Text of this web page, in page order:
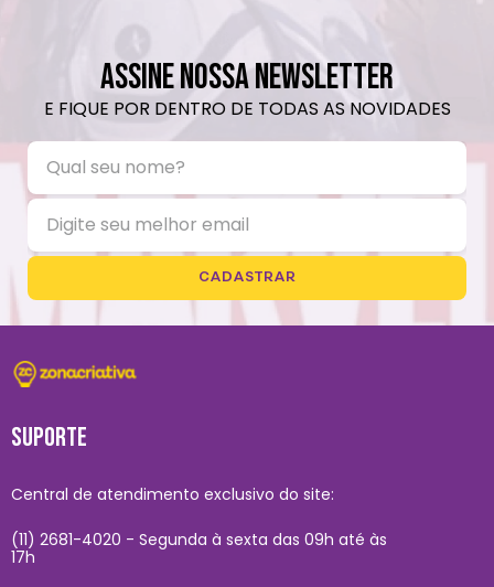
ASSINE NOSSA NEWSLETTER
E FIQUE POR DENTRO DE TODAS AS NOVIDADES
CADASTRAR
SUPORTE
Central de atendimento exclusivo do site:
(11) 2681-4020 - Segunda à sexta das 09h até às
17h